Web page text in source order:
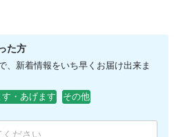
た方
、新着情報をいち早くお届け出来ま
・あげます その他